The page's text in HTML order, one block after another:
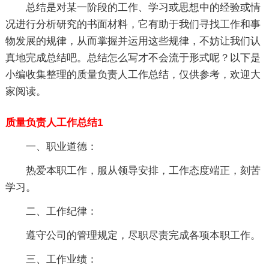
总结是对某一阶段的工作、学习或思想中的经验或情
况进行分析研究的书面材料，它有助于我们寻找工作和事
物发展的规律，从而掌握并运用这些规律，不妨让我们认
真地完成总结吧。总结怎么写才不会流于形式呢？以下是
小编收集整理的质量负责人工作总结，仅供参考，欢迎大
家阅读。
质量负责人工作总结1
一、职业道德：
热爱本职工作，服从领导安排，工作态度端正，刻苦
学习。
二、工作纪律：
遵守公司的管理规定，尽职尽责完成各项本职工作。
三、工作业绩：